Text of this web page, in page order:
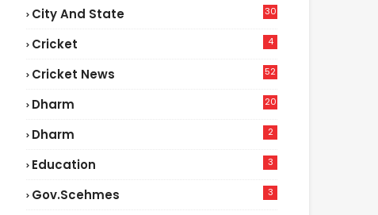
City And State 30
Cricket 4
Cricket News
52
Dharm 20
Dharm 2
Education 3
Gov.scehmes 3